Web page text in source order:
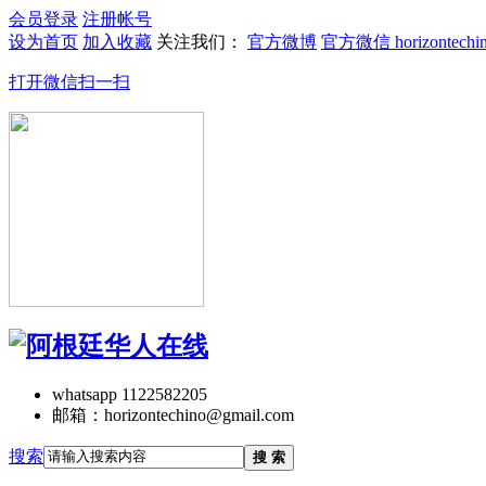
会员登录 注册帐号
设为首页 加入收藏 关注我们： 官方微博 官方微信
打开微信扫一扫
whatsapp 1122582205
邮箱：horizontechino@gmail.com
搜索 搜 索